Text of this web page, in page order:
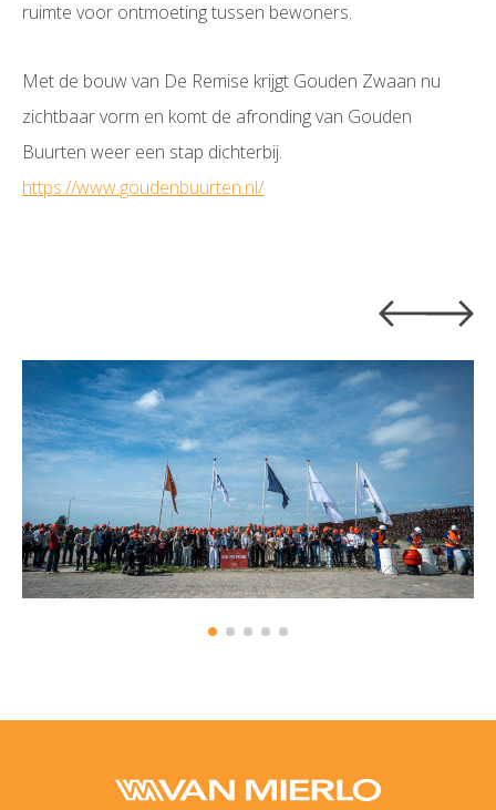
ruimte voor ontmoeting tussen bewoners.
Met de bouw van De Remise krijgt Gouden Zwaan nu
zichtbaar vorm en komt de afronding van Gouden
Buurten weer een stap dichterbij.
https://www.goudenbuurten.nl/